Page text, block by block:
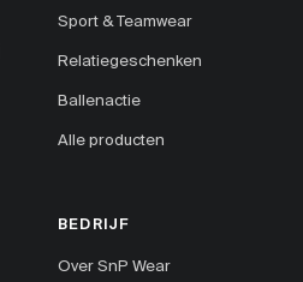
Sport & Teamwear
Relatiegeschenken
Ballenactie
Alle producten
BEDRIJF
Over SnP Wear